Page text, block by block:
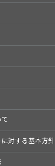
対する基本方針